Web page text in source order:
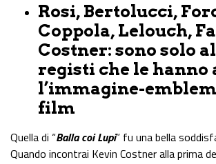
Rosi, Bertolucci,
Coppola, Lelouch,
Costner: sono solo
registi che le hanno
l’immagine-
film
Quella di “Balla coi Lupi” fu una bella
Quando incontrai Kevin Costner alla prima